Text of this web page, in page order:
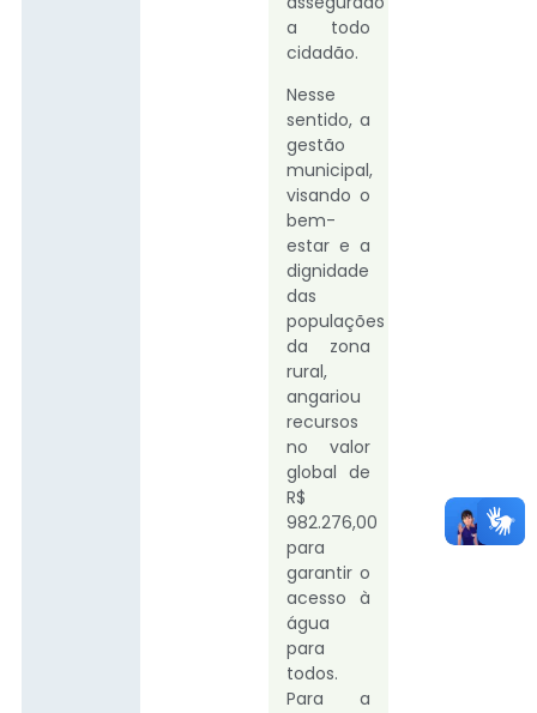
a todo
cidadão.
Nesse
sentido, a
gestão
municipal,
visando o
bem-
estar e a
dignidade
das
populações
da zona
rural,
angariou
recursos
no valor
global de
R$
982.276,00
para
garantir o
acesso à
água
para
todos.
Para a